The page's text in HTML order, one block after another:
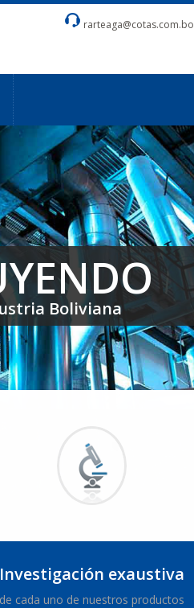
rarteaga@cotas.com.bo
Boliviana
Boliviana
Boliviana
Investigación exaustiva
de cada uno de nuestros productos